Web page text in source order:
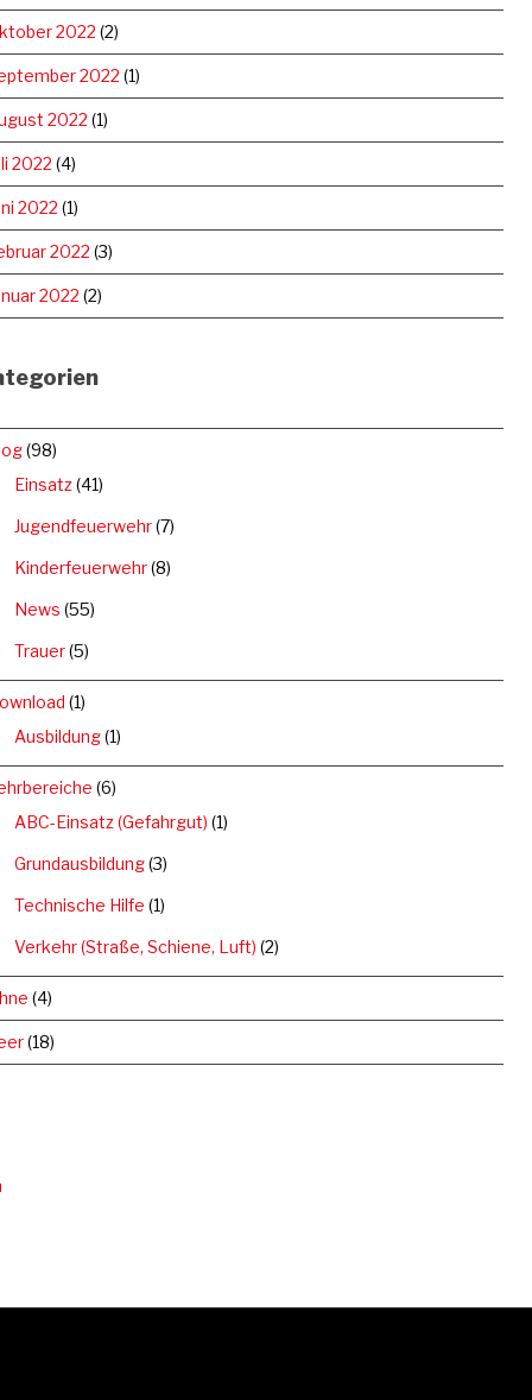
2022 (2)
2022 (1)
2022 (1)
2022 (4)
2022 (1)
2022 (3)
2022 (2)
(98)
Einsatz(41)
Jugendfeuerwehr(7)
Kinderfeuerwehr(8)
News (55)
Trauer(5)
(1)
Ausbildung(1)
(6)
ABC-Einsatz (Gefahrgut) (1)
Grundausbildung(3)
Technische Hilfe (1)
Verkehr (Straße, Schiene, Luft) (2)
(4)
(18)